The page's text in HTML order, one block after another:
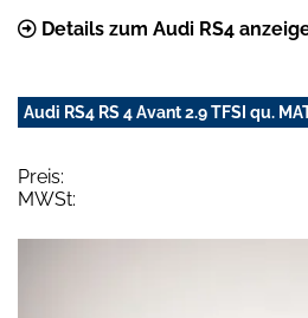
Details zum Audi RS4
Audi RS4 RS 4 Avant 2.9 TFSI qu.
Preis:
MWSt: